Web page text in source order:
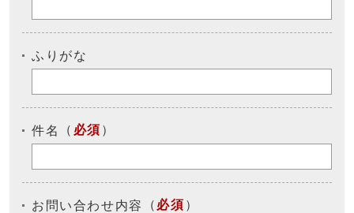
ふりがな
件名 （ 必須 ）
お問い合わせ内容 （ 必須 ）